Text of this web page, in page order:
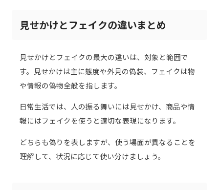
見せかけとフェイクの違いまとめ
見せかけとフェイクの最大の違いは、対象と範囲で
す。見せかけは主に態度や外見の偽装、フェイクは物
や情報の偽物全般を指します。
日常生活では、人の振る舞いには見せかけ、商品や情
報にはフェイクを使うと適切な表現になります。
どちらも偽りを表しますが、使う場面が異なることを
理解して、状況に応じて使い分けましょう。